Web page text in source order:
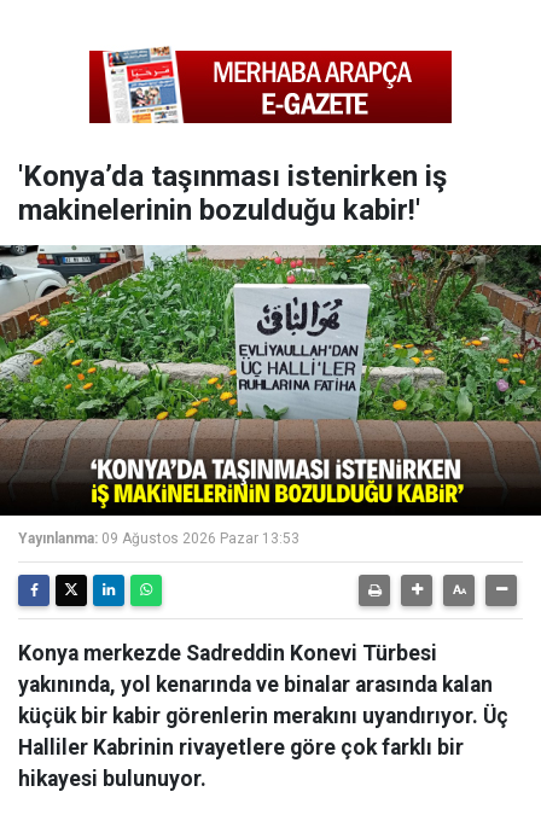
'Konya’da taşınması istenirken iş
makinelerinin bozulduğu kabir!'
Yayınlanma: 09 Ağustos 2026 Pazar 13:53
Konya merkezde Sadreddin Konevi Türbesi
yakınında, yol kenarında ve binalar arasında kalan
küçük bir kabir görenlerin merakını uyandırıyor. Üç
Halliler Kabrinin rivayetlere göre çok farklı bir
hikayesi bulunuyor.